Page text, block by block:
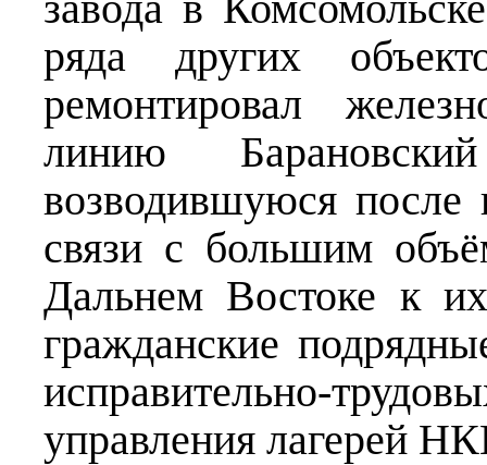
ряда других
ремонтировал
линию
возводившуюся
связи с большим
Дальнем Востоке к
гражданские
исправительно-
управления лагерей